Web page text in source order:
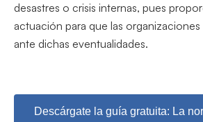
desastres o crisis internas, pues
actuación para que las
ante dichas eventualidades.
Descárgate la guía gratuita: La